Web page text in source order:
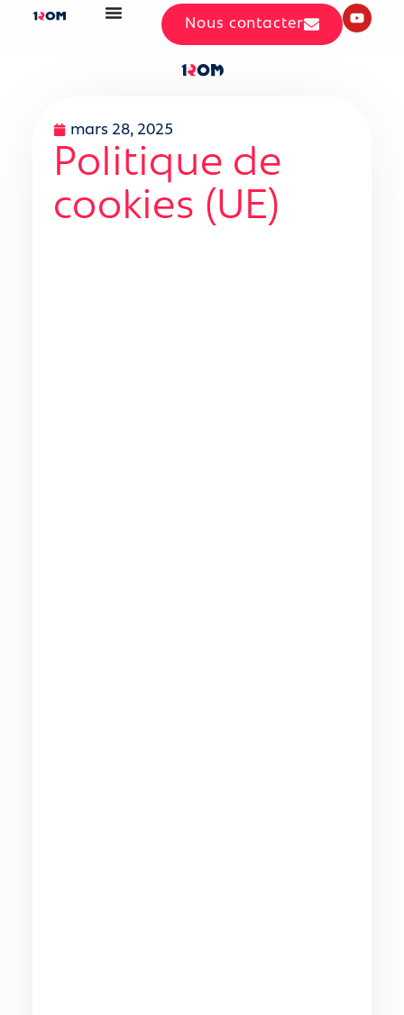
Nous contacter
mars 28, 2025
Politique de
cookies (UE)